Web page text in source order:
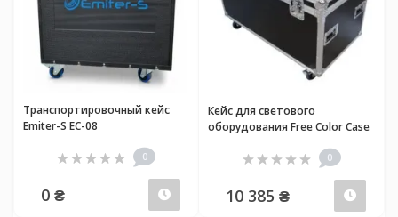
Транспортировочный кейс
Emiter-S EC-08
0
0 ₴ Предзаказ
Кейс для светового
оборудования Free Color Case
0
10 385 ₴